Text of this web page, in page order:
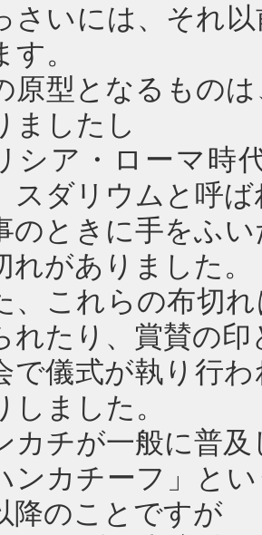
さいには、それ
す。
原型となるもの
ましたし
シア・ローマ時
スダリウムと呼
のときに手をふ
れがありました。
、これらの布切
れたり、賞賛の
で儀式が執り行
しました。
カチが一般に普
ンカチーフ」と
降のことですが